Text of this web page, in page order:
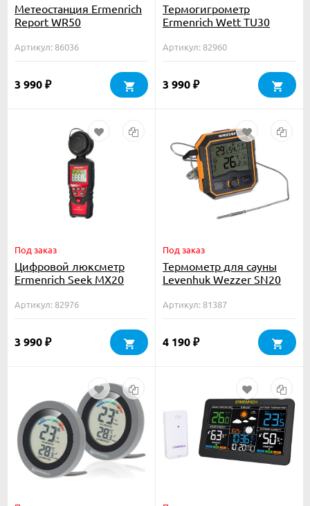
Метеостанция Ermenrich
Report WR50
Артикул: 86036
3 990 ₽
Термогигрометр
Ermenrich Wett TU30
Артикул: 82960
3 990 ₽
Под заказ
Цифровой люксметр
Ermenrich Seek MX20
Артикул: 82976
3 990 ₽
Под заказ
Термометр для сауны
Levenhuk Wezzer SN20
Артикул: 81387
4 190 ₽